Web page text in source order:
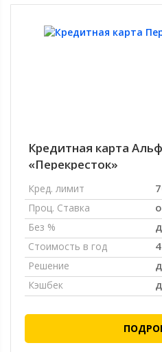
Кредитная карта
«Перекресток»
Кред. лимит
Проц. Ставка
Без %
Стоимость в год
Решение
Кэшбек